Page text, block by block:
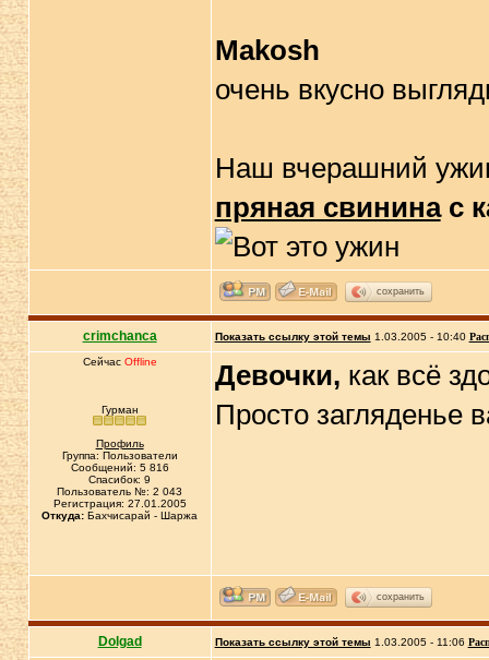
Makosh
очень вкусно
Наш вчерашний
пряная свининас
сохранить
crimchanca Показать ссылку этой темы 1.03.2005 - 10:40
Сейчас Offline
Гурман
Профиль
Группа: Пользователи
Сообщений: 5 816
Спасибок: 9
Пользователь №: 2 043
Регистрация: 27.01.2005
Откуда: Бахчисарай - Шаржа
Девочки, как всё
Просто
сохранить
Dolgad Показать ссылку этой темы 1.03.2005 - 11:06